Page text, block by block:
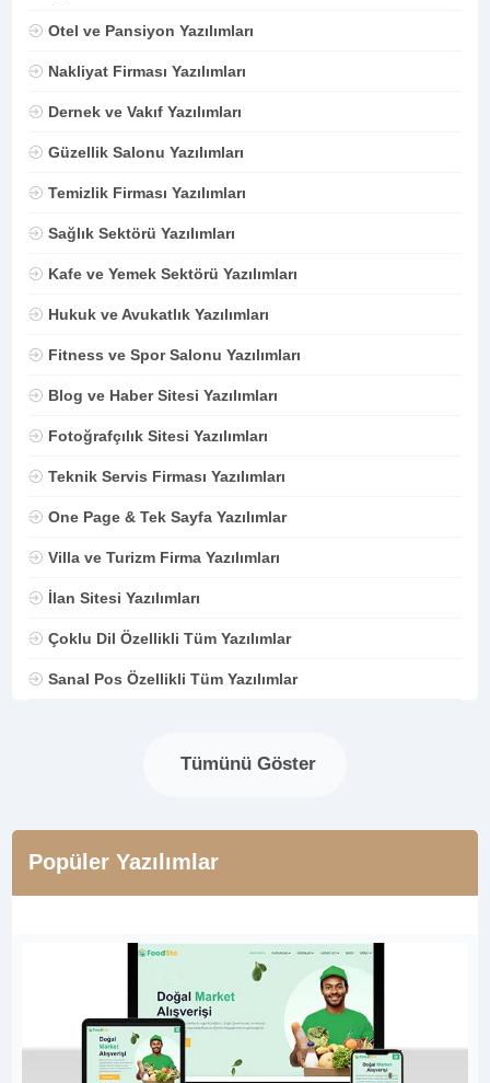
Otel ve Pansiyon Yazılımları
Nakliyat Firması Yazılımları
Dernek ve Vakıf Yazılımları
Güzellik Salonu Yazılımları
Temizlik Firması Yazılımları
Sağlık Sektörü Yazılımları
Kafe ve Yemek Sektörü Yazılımları
Hukuk ve Avukatlık Yazılımları
Fitness ve Spor Salonu Yazılımları
Blog ve Haber Sitesi Yazılımları
Fotoğrafçılık Sitesi Yazılımları
Teknik Servis Firması Yazılımları
One Page & Tek Sayfa Yazılımlar
Villa ve Turizm Firma Yazılımları
İlan Sitesi Yazılımları
Çoklu Dil Özellikli Tüm Yazılımlar
Sanal Pos Özellikli Tüm Yazılımlar
Tümünü Göster
Popüler Yazılımlar